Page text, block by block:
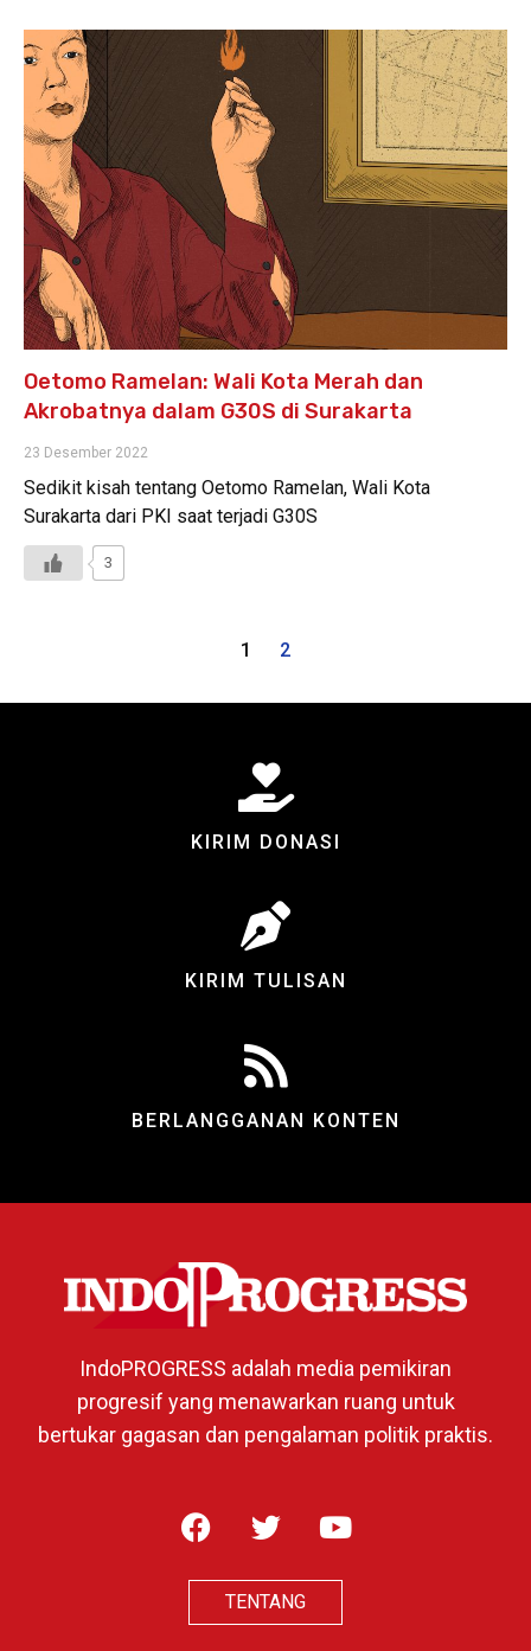
Oetomo Ramelan: Wali Kota Merah dan
Akrobatnya dalam G30S di Surakarta
23 Desember 2022
Sedikit kisah tentang Oetomo Ramelan, Wali Kota
Surakarta dari PKI saat terjadi G30S
3
1 2
KIRIM DONASI
KIRIM TULISAN
BERLANGGANAN KONTEN
IndoPROGRESS adalah media pemikiran
progresif yang menawarkan ruang untuk
bertukar gagasan dan pengalaman politik praktis.
TENTANG